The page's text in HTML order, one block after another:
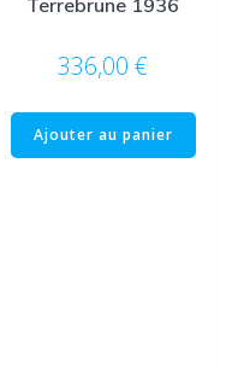
336,00€
Ajouter au panier